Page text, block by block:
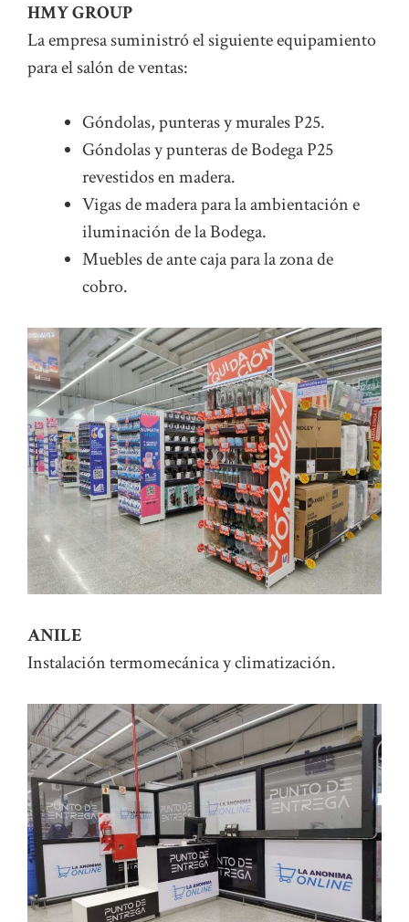
HMY GROUP
La empresa suministró el siguiente equipamiento
para el salón de ventas:
Góndolas, punteras y murales P25.
Góndolas y punteras de Bodega P25
revestidos en madera.
Vigas de madera para la ambientación e
iluminación de la Bodega.
Muebles de ante caja para la zona de
cobro.
ANILE
Instalación termomecánica y climatización.